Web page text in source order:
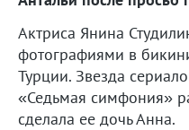
Актриса Янина
фотографиями в
Турции. Звезда
«Седьмая симфония»
сделала ее дочь Анна.